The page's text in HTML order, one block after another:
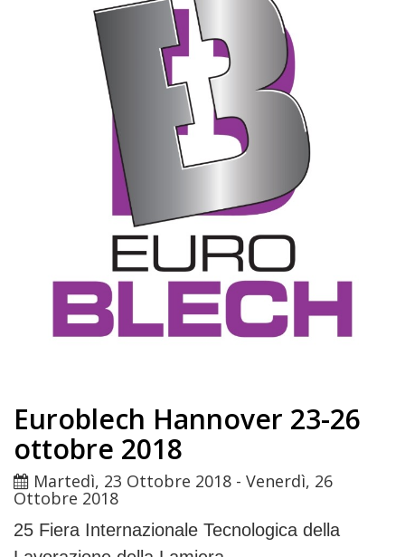
Euroblech Hannover 23-26
ottobre 2018
Martedì, 23 Ottobre 2018 - Venerdì, 26
Ottobre 2018
25 Fiera Internazionale Tecnologica della